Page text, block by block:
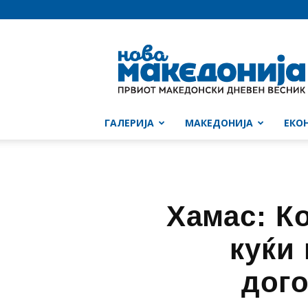
Македонија
ГАЛЕРИЈА МАКЕДОНИЈА
Хамас: